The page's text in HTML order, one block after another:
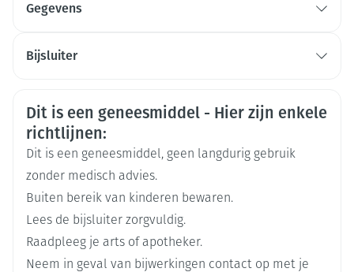
Overgevoeligheid
Paradoxale bronchospasmen
Gegevens
Merken
Breedte 96 mm
Lengte 152 mm
Diepte 73 mm
Bijsluiter
Duits Frans Frans
Veiligheidsinformatie
Dit is een geneesmiddel - Hier zijn enkele
richtlijnen:
Dit is een geneesmiddel, geen langdurig gebruik
zonder medisch advies.
Buiten bereik van kinderen bewaren.
Lees de bijsluiter zorgvuldig.
Raadpleeg je arts of apotheker.
Neem in geval van bijwerkingen contact op met je